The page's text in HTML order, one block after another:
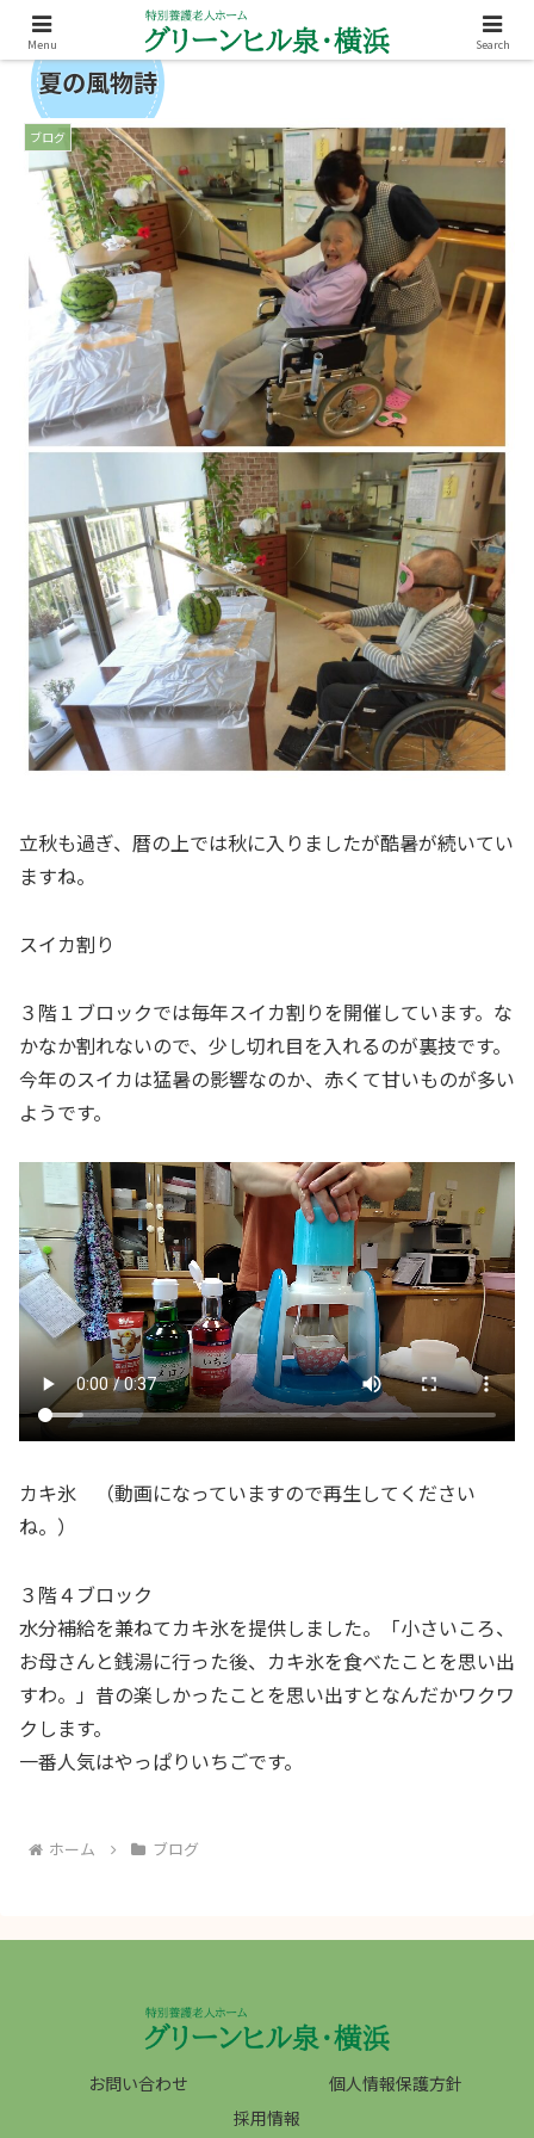
夏の風物詩
ブログ
立秋も過ぎ、暦の上では秋に入りましたが酷暑が続いてい
ますね。
スイカ割り
３階１ブロックでは毎年スイカ割りを開催しています。な
かなか割れないので、少し切れ目を入れるのが裏技です。
今年のスイカは猛暑の影響なのか、赤くて甘いものが多い
ようです。
カキ氷 （動画になっていますので再生してください
ね。）
３階４ブロック
水分補給を兼ねてカキ氷を提供しました。「小さいころ、
お母さんと銭湯に行った後、カキ氷を食べたことを思い出
すわ。」昔の楽しかったことを思い出すとなんだかワクワ
クします。
一番人気はやっぱりいちごです。
ホーム ブログ
お問い合わせ
個人情報保護方針
採用情報
Menu Search